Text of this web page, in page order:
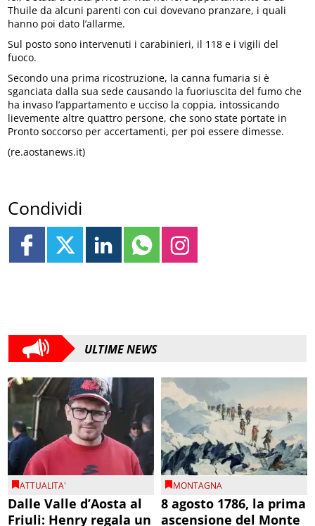
Thuile da alcuni parenti con cui dovevano pranzare, i quali
hanno poi dato l’allarme.
Sul posto sono intervenuti i carabinieri, il 118 e i vigili del
fuoco.
Secondo una prima ricostruzione, la canna fumaria si è
sganciata dalla sua sede causando la fuoriuscita del fumo che
ha invaso l’appartamento e ucciso la coppia, intossicando
lievemente altre quattro persone, che sono state portate in
Pronto soccorso per accertamenti, per poi essere dimesse.
(re.aostanews.it)
Condividi
ULTIME NEWS
ATTUALITA'
Dalle Valle d’Aosta al
Friuli: Henry regala un
MONTAGNA
8 agosto 1786, la prima
ascensione del Monte